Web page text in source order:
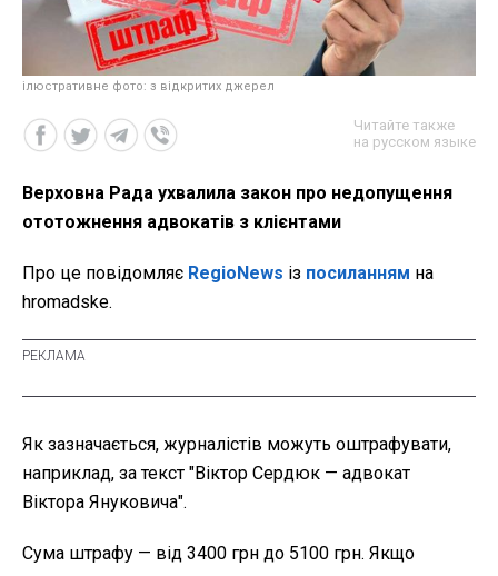
ілюстративне фото: з відкритих джерел
Читайте также
на русском языке
Верховна Рада ухвалила закон про недопущення
ототожнення адвокатів з клієнтами
Про це повідомляє RegioNews із посиланням на
hromadske.
Як зазначається, журналістів можуть оштрафувати,
наприклад, за текст "Віктор Сердюк — адвокат
Віктора Януковича".
Сума штрафу — від 3400 грн до 5100 грн. Якщо